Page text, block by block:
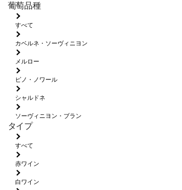
葡萄品種
すべて
カベルネ・ソーヴィニヨン
メルロー
ピノ・ノワール
シャルドネ
ソーヴィニヨン・ブラン
タイプ
すべて
赤ワイン
白ワイン